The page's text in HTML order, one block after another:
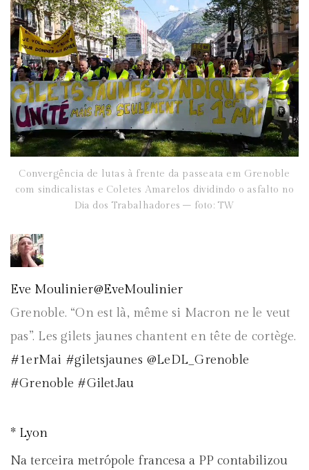
Convergência de lutas à frente da passeata em Grenoble
com sindicalistas e Coletes Amarelos dividindo o asfalto no
Dia dos Trabalhadores – foto: TW
Eve Moulinier@EveMoulinier
Grenoble. “On est là, même si Macron ne le veut
pas”. Les gilets jaunes chantent en tête de cortège.
#1erMai #giletsjaunes @LeDL_Grenoble
#Grenoble #GiletJau
* Lyon
Na terceira metrópole francesa a PP contabilizou